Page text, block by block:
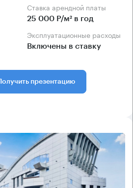
Ставка арендной платы
25 000 Р/м² в год
Эксплуатационные расходы
Включены в ставку
Получить презентацию